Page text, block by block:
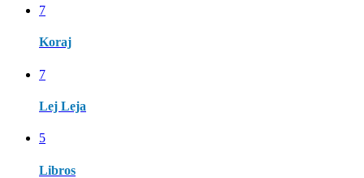
7
Koraj
7
Lej Leja
5
Libros